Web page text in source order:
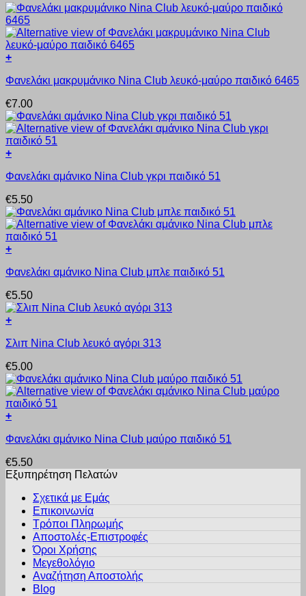
πολλαπλές
παραλλαγές.
Οι
επιλογές
μπορούν
επιλεγούν
σελίδα
του
προϊόντος
+
το
έχει
πολλαπλές
παραλλαγές.
Οι
επιλογές
να
στη
σελίδα
του
προϊόντος
Φανελάκι μακρυμάνικο Nina Club λευκό-μαύρο παιδικό 6465
€7.00
+
το
έχει
πολλαπλές
παραλλαγές.
Οι
επιλογές
να
στη
σελίδα
του
προϊόντος
Φανελάκι αμάνικο Nina Club γκρι παιδικό 51
€5.50
+
το
έχει
πολλαπλές
παραλλαγές.
επιλογές
να
επιλεγούν
στη
σελίδα
του
προϊόντος
Φανελάκι αμάνικο Nina Club μπλε παιδικό 51
€5.50
+
το
έχει
πολλαπλές
παραλλαγές.
Οι
επιλογές
να
στη
σελίδα
προϊόντος
Σλιπ Nina Club λευκό αγόρι 313
€5.00
+
το
έχει
πολλαπλές
επιλογές
μπορούν
επιλεγούν
σελίδα
Φανελάκι αμάνικο Nina Club μαύρο παιδικό 51
€5.50
Εξυπηρέτηση Πελατών
Σχετικά με Εμάς
Επικοινωνία
Τρόποι Πληρωμής
Αποστολές-Επιστροφές
Όροι Χρήσης
Μεγεθολόγιο
Αναζήτηση Αποστολής
Blog